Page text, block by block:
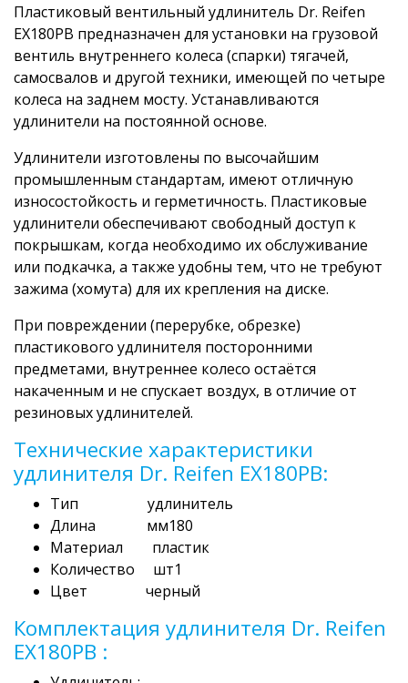
Пластиковый вентильный удлинитель Dr. Reifen
EX180PB предназначен для установки на грузовой
вентиль внутреннего колеса (спарки) тягачей,
самосвалов и другой техники, имеющей по четыре
колеса на заднем мосту. Устанавливаются
удлинители на постоянной основе.
Удлинители изготовлены по высочайшим
промышленным стандартам, имеют отличную
износостойкость и герметичность. Пластиковые
удлинители обеспечивают свободный доступ к
покрышкам, когда необходимо их обслуживание
или подкачка, а также удобны тем, что не требуют
зажима (хомута) для их крепления на диске.
При повреждении (перерубке, обрезке)
пластикового удлинителя посторонними
предметами, внутреннее колесо остаётся
накаченным и не спускает воздух, в отличие от
резиновых удлинителей.
Технические характеристики
удлинителя Dr. Reifen EX180PВ:
Тип удлинитель
Длина мм180
Материал пластик
Количество шт1
Цвет черный
Комплектация удлинителя Dr. Reifen
EX180PВ :